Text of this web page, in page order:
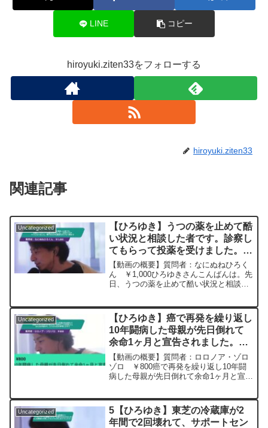
LINE コピー
hiroyuki.ziten33をフォローする
hiroyuki.ziten33
関連記事
Uncategorized
【ひろゆき】うつの薬を止めて酷
い状況と相談した者です。診察し
てもらって投薬を受けました。3
日目ですがラクになりました。寝
不足だけは厳禁なのでもう寝ま
す。ー ひろゆき切り抜き
【動画の概要】質問者：なにぬねひろく
ん ￥1,000ひろゆきさんこんばんは。先
日、うつの薬を止めて酷い状況と相談し
寝不足だけは厳禁なのでもう寝ます。あ
りがとうございま...
Uncategorized
【ひろゆき】癌で再発を繰り返し
10年闘病した母親が先日倒れて
余命1ヶ月と宣告されました。余
命のことを母本人に伝えるか悩み
中。どうされるか参考にさせて
ー ひろゆき切り抜き
【動画の概要】質問者：ロロノア・ゾロ
ゾロ ￥800癌で再発を繰り返し10年闘
病した母親が先日倒れて余命1ヶ月と宣告
に伝えるか悩んでいます。一般的に余命
は本人に伝えたほう...
Uncategorized
5【ひろゆき】東芝の冷蔵庫が2
年間で2回壊れて、サポートセン